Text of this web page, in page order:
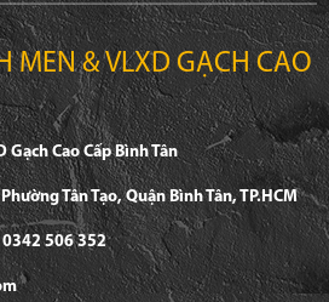
MEN & VLXD GẠCH CAO
Gạch Cao Cấp Bình Tân
Tân Tạo, Quận Bình Tân, TP.HCM
506 352